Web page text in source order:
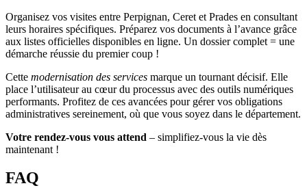
Organisez vos visites entre Perpignan, Ceret et Prades en consultant
leurs horaires spécifiques. Préparez vos documents à l’avance grâce
aux listes officielles disponibles en ligne. Un dossier complet = une
démarche réussie du premier coup !
Cette modernisation des services marque un tournant décisif. Elle
place l’utilisateur au cœur du processus avec des outils numériques
performants. Profitez de ces avancées pour gérer vos obligations
administratives sereinement, où que vous soyez dans le département.
Votre rendez-vous vous attend – simplifiez-vous la vie dès
maintenant !
FAQ